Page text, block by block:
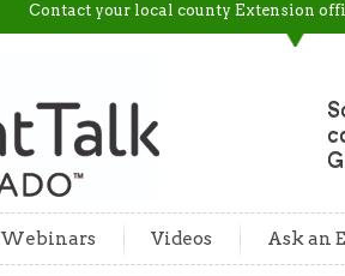
Contact your local county Extension
Webinars Videos Ask an